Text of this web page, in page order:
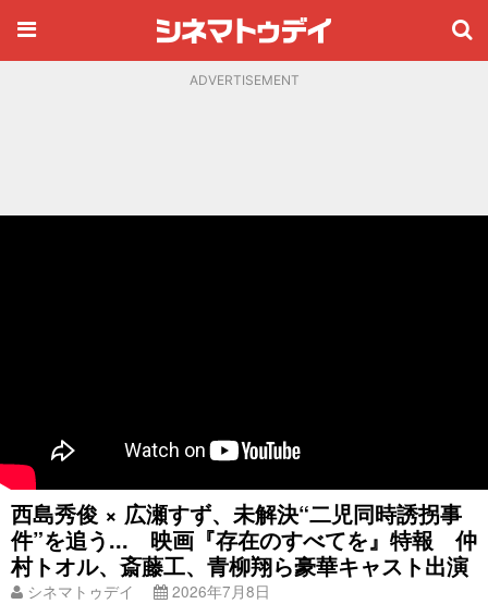
ADVERTISEMENT
西島秀俊 × 広瀬すず、未解決“二児同時誘拐事
件”を追う... 映画『存在のすべてを』特報 仲
村トオル、斎藤工、青柳翔ら豪華キャスト出演
シネマトゥデイ 2026年7月8日